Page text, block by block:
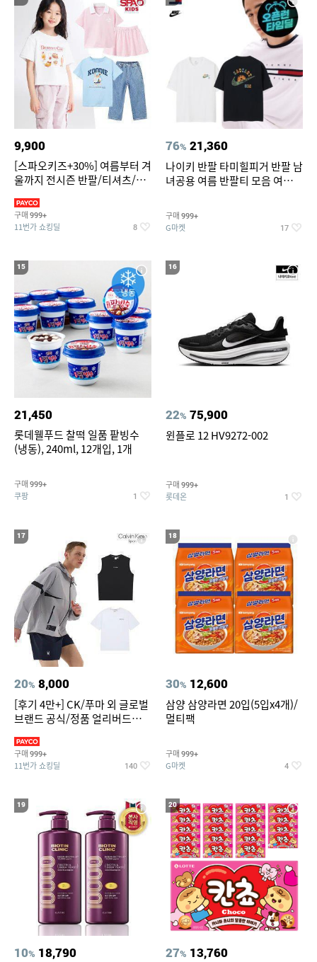
9,900
[스파오키즈+30%] 여름부터 겨
울까지 전시즌 반팔/티셔츠/셋
구매 999+
11번가 쇼킹딜 8
76% 21,360
나이키 반팔 타미힐피거 반팔 남
녀공용 여름 반팔티 모음 여름
구매 999+
G마켓 17
15
21,450
롯데웰푸드 찰떡 일품 팥빙수
(냉동), 240ml, 12개입, 1개
구매 999+
쿠팡 1
16
22% 75,900
윈플로 12 HV9272-002
구매 999+
롯데온 1
17
20% 8,000
[후기 4만+] CK/푸마 외 글로벌
브랜드 공식/정품 얼리버드
구매 999+
11번가 쇼킹딜 140
18
30% 12,600
삼양 삼양라면 20입(5입x4개)/
멀티팩
구매 999+
G마켓 4
19
10% 18,790
20
27% 13,760